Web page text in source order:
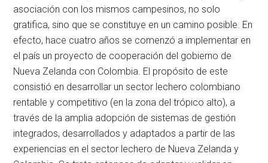
asociación con los mismos campesinos, no solo
gratifica, sino que se constituye en un camino posible. En
efecto, hace cuatro años se comenzó a implementar en
el país un proyecto de cooperación del gobierno de
Nueva Zelanda con Colombia. El propósito de este
consistió en desarrollar un sector lechero colombiano
rentable y competitivo (en la zona del trópico alto), a
través de la amplia adopción de sistemas de gestión
integrados, desarrollados y adaptados a partir de las
experiencias en el sector lechero de Nueva Zelanda y